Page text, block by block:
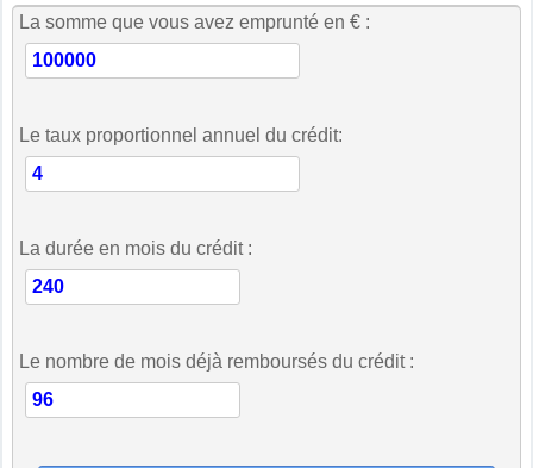
La somme que vous avez emprunté en € :
Le taux proportionnel annuel du crédit:
La durée en mois du crédit :
Le nombre de mois déjà remboursés du crédit :